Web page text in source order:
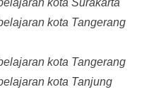
kota Surakarta
kota Tangerang
kota Tangerang
kota Tanjung